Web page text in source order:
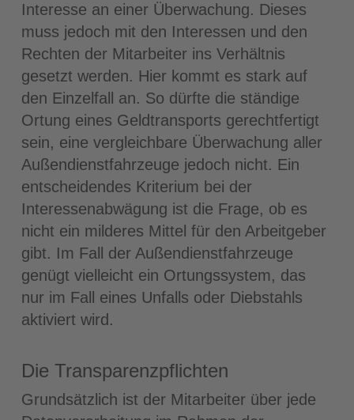
Interesse an einer Überwachung. Dieses
muss jedoch mit den Interessen und den
Rechten der Mitarbeiter ins Verhältnis
gesetzt werden. Hier kommt es stark auf
den Einzelfall an. So dürfte die ständige
Ortung eines Geldtransports gerechtfertigt
sein, eine vergleichbare Überwachung aller
Außendienstfahrzeuge jedoch nicht. Ein
entscheidendes Kriterium bei der
Interessenabwägung ist die Frage, ob es
nicht ein milderes Mittel für den Arbeitgeber
gibt. Im Fall der Außendienstfahrzeuge
genügt vielleicht ein Ortungssystem, das
nur im Fall eines Unfalls oder Diebstahls
aktiviert wird.
Die Transparenzpflichten
Grundsätzlich ist der Mitarbeiter über jede